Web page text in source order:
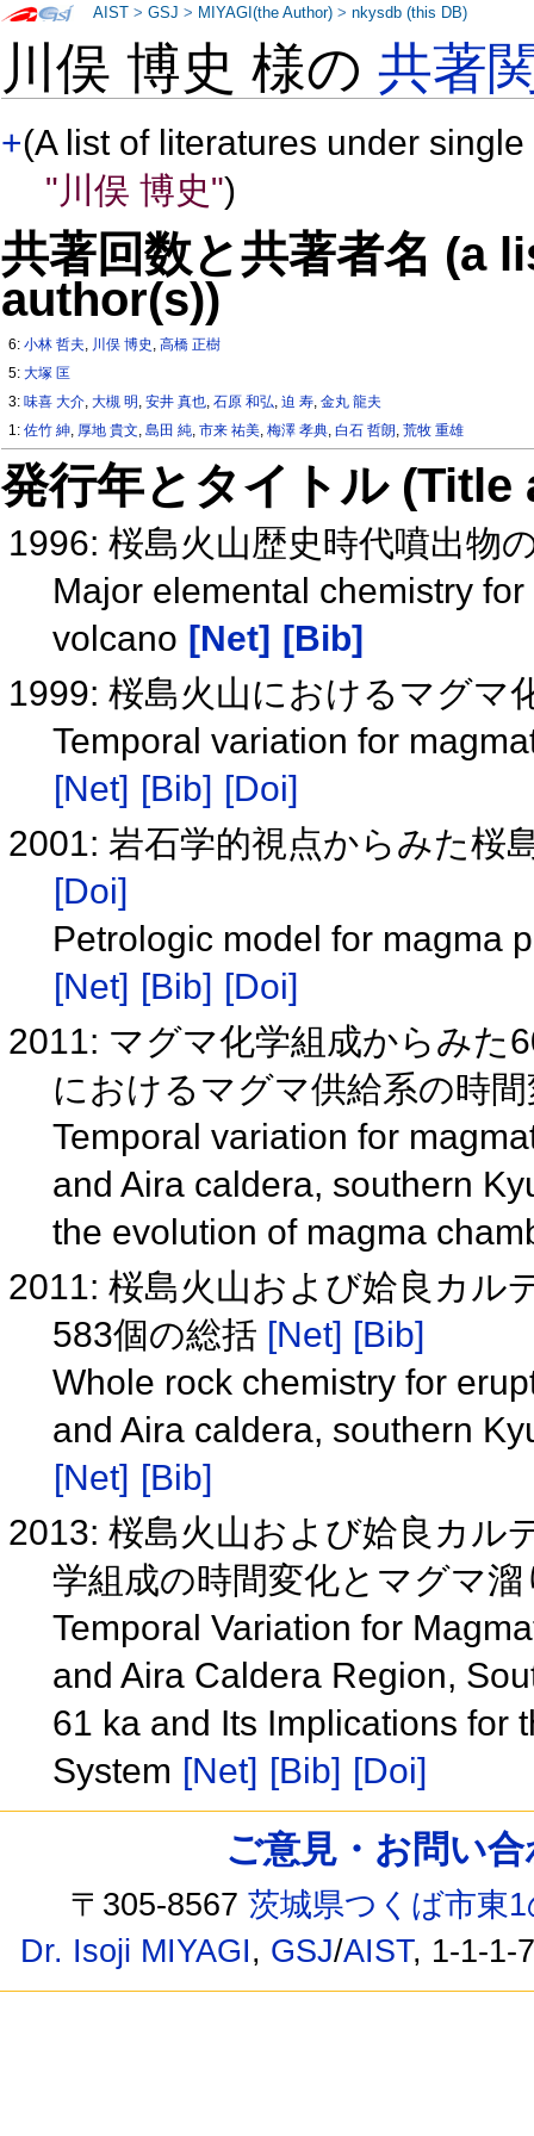
川俣 博史 様の共著
+(A list of literatures under
"川俣 博史")
共著回数と共著者名 (a
author(s))
6:小林 哲夫, 川俣 博史 ,高橋 正樹
5:大塚 匡
3:味喜 大介,大槻 明 ,安井 真也,石原 和弘,迫 寿,金丸 龍夫
1:佐竹 紳, 厚地 貴文,島田 純,市来 祐美,梅澤 孝典,白石 哲朗,荒牧 重雄
発行年とタイトル
1996: 桜島火山歴史時代噴出物
Major elemental chemistry
volcano [Net]
[Bib]
1999: 桜島火山におけるマグマ
Temporal variation for
[Net] [Bib] [Doi]
2001: 岩石学的視点からみた桜
[Doi]
Petrologic model for magma
[Net] [Bib] [Doi]
2011: マグマ化学組成からみた
におけるマグマ供給系の時
Temporal variation for
and Aira caldera, southern
the evolution of magma
2011: 桜島火山および姶良カル
583個の総括 [Net] [Bib]
Whole rock chemistry for
and Aira caldera, southern
[Net] [Bib]
2013: 桜島火山および姶良カル
学組成の時間変化とマグマ
Temporal Variation for
and Aira Caldera Region,
61 ka and Its Implications for
System [Net] [Bib] [Doi]
AIST >GSJ > MIYAGI(the Author) >nkysdb (this DB)
ご意見・お問い
〒305-8567茨城県つくば市東
Dr. Isoji MIYAGI, GSJ/AIST, 1-1-1-